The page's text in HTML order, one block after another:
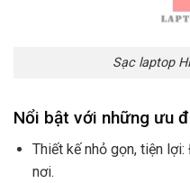
Sạc laptop
Nổi bật với những ưu
Thiết kế nhỏ gọn, tiện
nơi.